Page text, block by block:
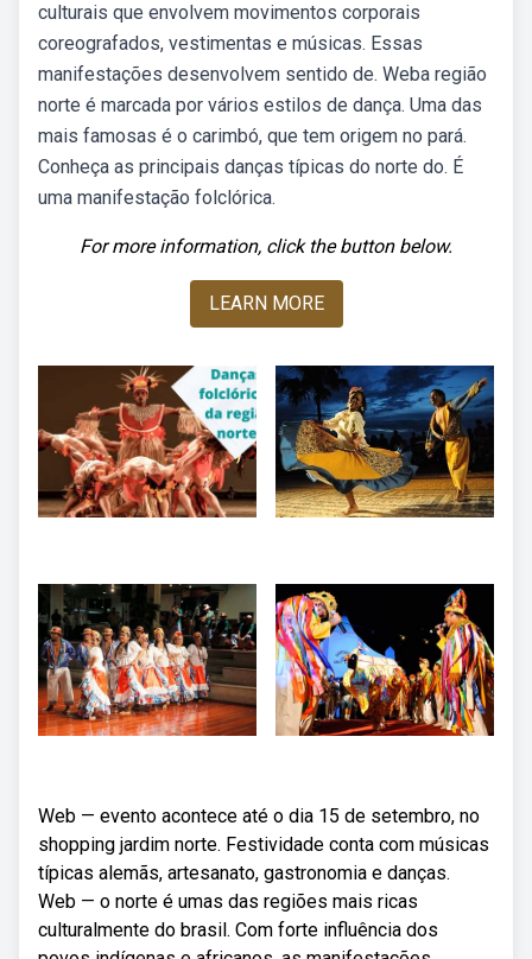
culturais que envolvem movimentos corporais
coreografados, vestimentas e músicas. Essas
manifestações desenvolvem sentido de. Weba região
norte é marcada por vários estilos de dança. Uma das
mais famosas é o carimbó, que tem origem no pará.
Conheça as principais danças típicas do norte do. É
uma manifestação folclórica.
For more information, click the button below.
LEARN MORE
Web — evento acontece até o dia 15 de setembro, no
shopping jardim norte. Festividade conta com músicas
típicas alemãs, artesanato, gastronomia e danças.
Web — o norte é umas das regiões mais ricas
culturalmente do brasil. Com forte influência dos